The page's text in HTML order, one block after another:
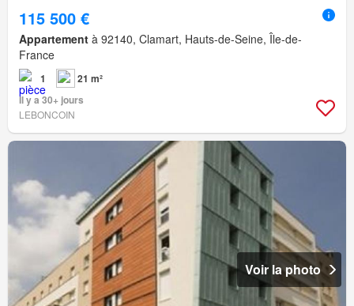
115 500 €
Appartement à 92140, Clamart, Hauts-de-Seine, Île-de-
France
1
21 m²
Il y a 30+ jours
LEBONCOIN
Voir la photo